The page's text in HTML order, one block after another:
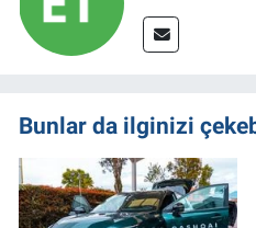
Bunlar da ilginizi